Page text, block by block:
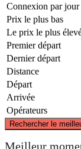
Connexion par jour
Prix ​​le plus bas
Le prix le plus
Premier départ
Dernier départ
Distance
Départ
Arrivée
Opérateurs
Rechercher le
Meilleur